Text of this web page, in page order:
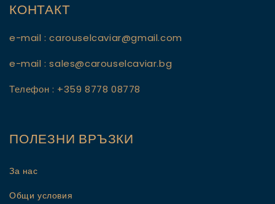
КОНТАКТ
e-mail : carouselcaviar@gmail.com
e-mail : sales@carouselcaviar.bg
Телефон : +359 8778 08778
ПОЛЕЗНИ ВРЪЗКИ
За нас
Общи условия